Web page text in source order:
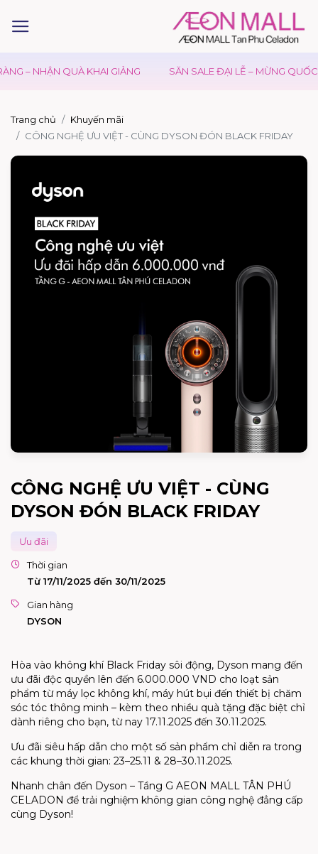
– NHẬN QUÀ KHAI GIẢNG SĂN SALE ĐẠI LỄ – MỪNG QUỐC
Trang chủ
Khuyến mãi
CÔNG NGHỆ ƯU VIỆT - CÙNG DYSON ĐÓN BLACK FRIDAY
CÔNG NGHỆ ƯU VIỆT - CÙNG
DYSON ĐÓN BLACK FRIDAY
Ưu đãi
Thời gian
Từ 17/11/2025 đến 30/11/2025
Gian hàng
DYSON
Hòa vào không khí Black Friday sôi động, Dyson mang đến
ưu đãi độc quyền lên đến 6.000.000 VND cho loạt sản
phẩm từmáy lọc không khí, máy hút bụi đến thiết bị chăm
sóc tóc thông minh – kèm theo nhiều quà tặng đặc biệt chỉ
dành riêng cho bạn, từ nay 17.11.2025 đến30.11.2025.
Ưu đãi siêu hấp dẫn cho một số sản phẩm chỉ diễn ra trong
các khung thời gian: 23–25.11 & 28–30.11.2025.
Nhanh chân đến Dyson – Tầng G AEON MALL TÂN PHÚ
CELADON để trải nghiệm không gian công nghệ đẳng cấp
cùng Dyson!